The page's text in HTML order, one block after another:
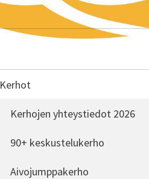
Kerhot
Kerhojen yhteystiedot 2026
90+ keskustelukerho
Aivojumppakerho